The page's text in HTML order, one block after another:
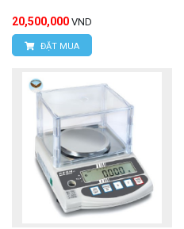
20,500,000 VND
ĐẶT MUA